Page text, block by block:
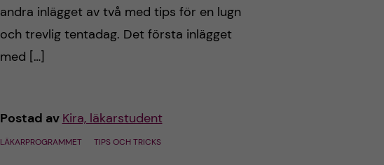
andra inlägget av två med tips för en lugn
och trevlig tentadag. Det första inlägget
med […]
Postad av Kira, läkarstudent
LÄKARPROGRAMMET TIPS OCH TRICKS